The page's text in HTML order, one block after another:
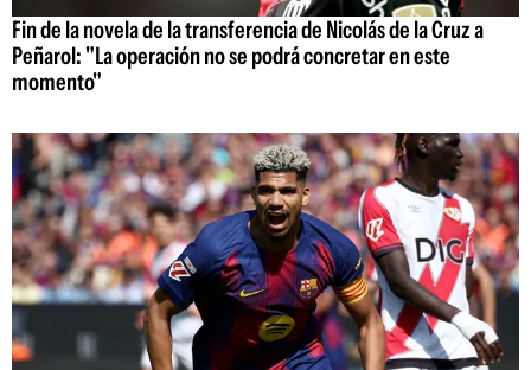
Fin de la novela de la transferencia de Nicolás de la Cruz a
Peñarol: "La operación no se podrá concretar en este
momento"